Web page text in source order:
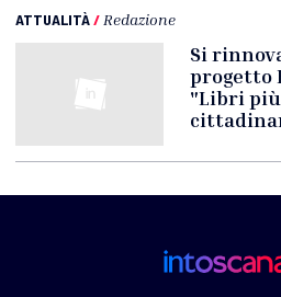
ATTUALITÀ/ Redazione
Si
progetto
"Libri